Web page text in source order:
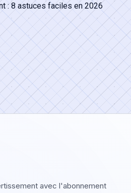
: 8 astuces faciles en 2026
avec l'abonnement